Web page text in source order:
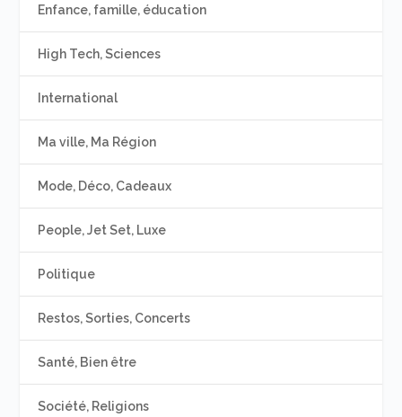
Enfance, famille, éducation
High Tech, Sciences
International
Ma ville, Ma Région
Mode, Déco, Cadeaux
People, Jet Set, Luxe
Politique
Restos, Sorties, Concerts
Santé, Bien être
Société, Religions